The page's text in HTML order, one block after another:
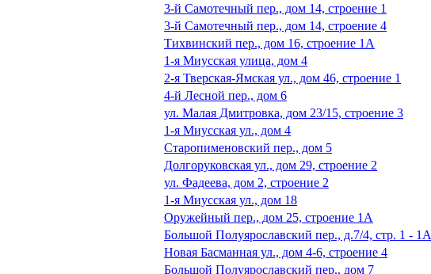
3-й Самотечный пер., дом 14, строение 1
3-й Самотечный пер., дом 14, строение 4
Тихвинский пер., дом 16, строение 1А
1-я Миусская улица, дом 4
2-я Тверская-Ямская ул., дом 46, строение 1
4-й Лесной пер., дом 6
ул. Малая Дмитровка, дом 23/15, строение 3
1-я Миусская ул., дом 4
Старопименовский пер., дом 5
Долгоруковская ул., дом 29, строение 2
ул. Фадеева, дом 2, строение 2
1-я Миусская ул., дом 18
Оружейный пер., дом 25, строение 1А
Большой Полуярославский пер., д.7/4, стр. 1 - 1А
Новая Басманная ул., дом 4-6, строение 4
Большой Полуярославский пер., дом 7